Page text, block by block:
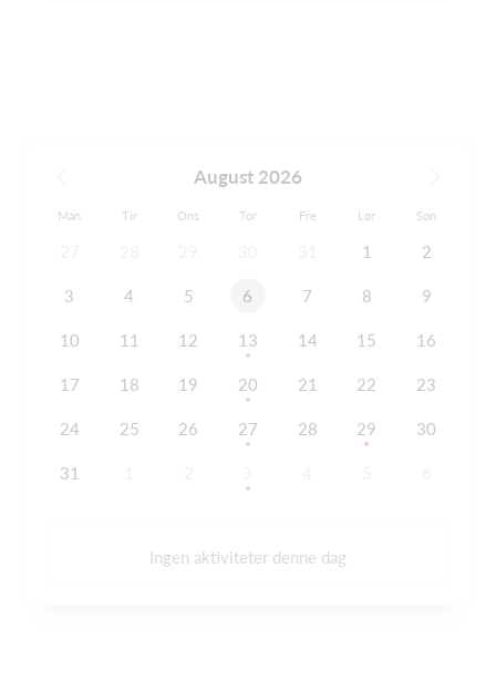
August 2026
Man Tir Ons Tor Fre Lør Søn
1 2
3 4 5 6 7 8 9
10 11 12 13 14 15 16
17 18 19 20 21 22 23
24 25 26 27 28 29 30
31
Ingen aktiviteter denne dag